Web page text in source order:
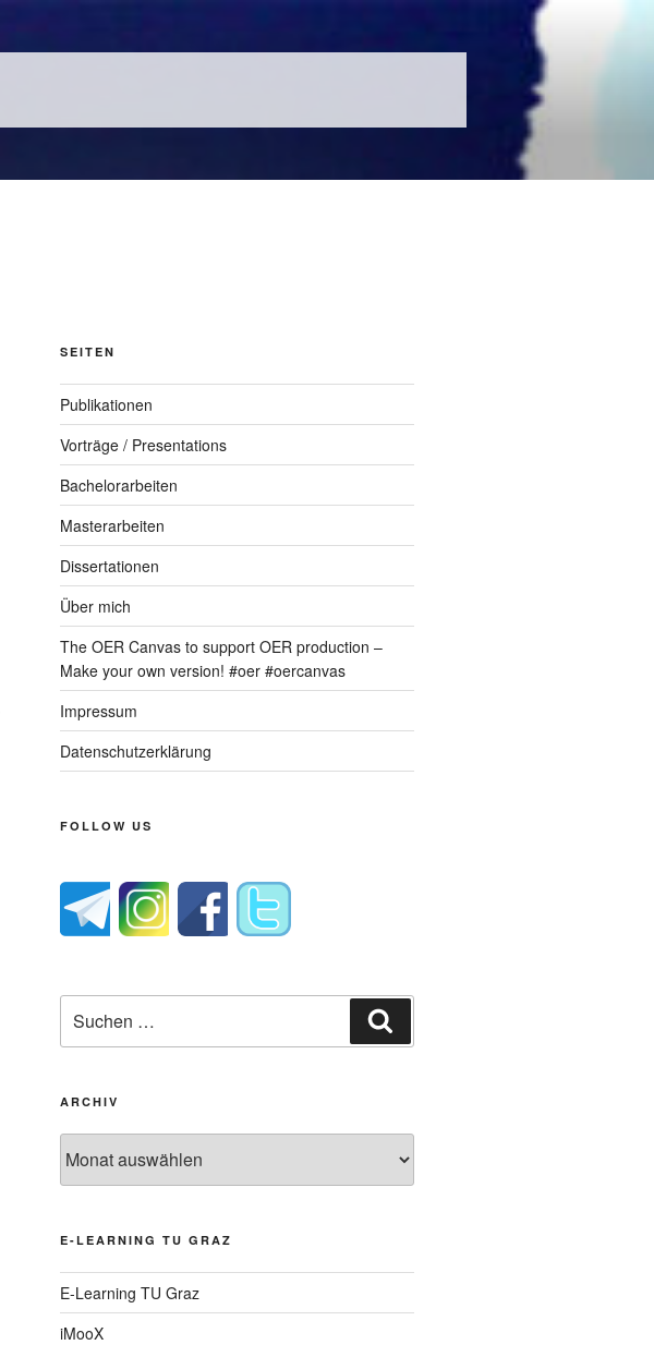
SEITEN
Publikationen
Vorträge / Presentations
Bachelorarbeiten
Masterarbeiten
Dissertationen
Über mich
The OER Canvas to support OER production –
Make your own version! #oer #oercanvas
Impressum
Datenschutzerklärung
FOLLOW US
nach:
ARCHIV
E-LEARNING TU GRAZ
E-Learning TU Graz
iMooX